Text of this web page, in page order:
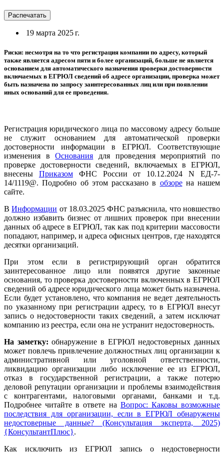
Распечатать
19 марта 2025 г.
Риски: несмотря на то что регистрация компании по адресу, который
также является адресом пяти и более организаций, больше не является
основанием для автоматического назначения проверки достоверности
включаемых в ЕГРЮЛ сведений об адресе организации, проверка может
быть назначена по запросу заинтересованных лиц или при появлении
иных оснований для ее проведения.
Регистрация юридического лица по массовому адресу больше
не служит основанием для автоматической проверки
достоверности информации в ЕГРЮЛ. Соответствующие
изменения вОснования для проведения мероприятий по
проверке достоверности сведений, включаемых в ЕГРЮЛ,
внесены ПриказомФНС России от 10.12.2024 N ЕД-7-
14/1119@. Подробно об этом рассказано в обзорена нашем
сайте.
ВИнформации от 18.03.2025 ФНС разъяснила, что новшество
должно избавить бизнес от лишних проверок при внесении
данных об адресе в ЕГРЮЛ, так как под критерии массовости
попадают, например, и адреса офисных центров, где находятся
десятки организаций.
При этом если в регистрирующий орган обратится
заинтересованное лицо или появятся другие законные
основания, то проверка достоверности включенных в ЕГРЮЛ
сведений об адресе юридического лица может быть назначена.
Если будет установлено, что компания не ведет деятельность
по указанному при регистрации адресу, то в ЕГРЮЛ внесут
запись о недостоверности таких сведений, а затем исключат
компанию из реестра, если она не устранит недостоверность.
На заметку: обнаружение в ЕГРЮЛ недостоверных данных
может повлечь привлечение должностных лиц организации к
административной или уголовной ответственности,
ликвидацию организации либо исключение ее из ЕГРЮЛ,
отказ в государственной регистрации, а также потерю
деловой репутации организации и проблемы взаимодействия
с контрагентами, налоговыми органами, банками и т.д.
Подробнее читайте в ответе на Вопрос: Каковы возможные
последствия для организации, если в ЕГРЮЛ обнаружены
недостоверные данные? (Консультация эксперта, 2025)
{КонсультантПлюс}.
Как исключить из ЕГРЮЛ запись о недостоверности